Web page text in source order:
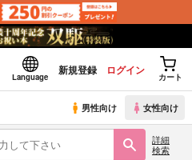
Language
新規登録 ログイン
カート
男性向け 女性向け
詳細
検索